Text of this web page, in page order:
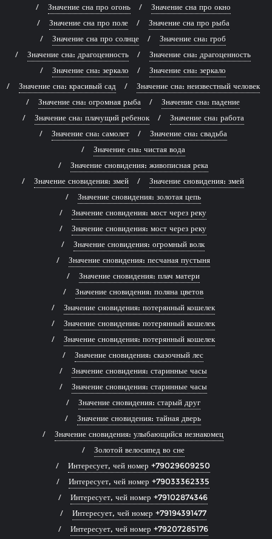
Значение сна про огонь
Значение сна про окно
Значение сна про поле
Значение сна про рыба
Значение сна про солнце
Значение сна: гроб
Значение сна: драгоценность
Значение сна: драгоценность
Значение сна: зеркало
Значение сна: зеркало
Значение сна: красивый сад
Значение сна: неизвестный человек
Значение сна: огромная рыба
Значение сна: падение
Значение сна: плачущий ребенок
Значение сна: работа
Значение сна: самолет
Значение сна: свадьба
Значение сна: чистая вода
Значение сновидения: живописная река
Значение сновидения: змей
Значение сновидения: змей
Значение сновидения: золотая цепь
Значение сновидения: мост через реку
Значение сновидения: мост через реку
Значение сновидения: огромный волк
Значение сновидения: песчаная пустыня
Значение сновидения: плач матери
Значение сновидения: поляна цветов
Значение сновидения: потерянный кошелек
Значение сновидения: потерянный кошелек
Значение сновидения: потерянный кошелек
Значение сновидения: сказочный лес
Значение сновидения: старинные часы
Значение сновидения: старинные часы
Значение сновидения: старый друг
Значение сновидения: тайная дверь
Значение сновидения: улыбающийся незнакомец
Золотой велосипед во сне
Интересует, чей номер +79029609250
Интересует, чей номер +79033362335
Интересует, чей номер +79102874346
Интересует, чей номер +79194391477
Интересует, чей номер +79207285176